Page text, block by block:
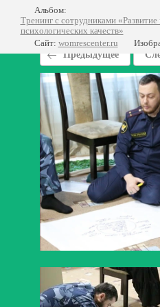
Альбом:
Тренинг с сотрудниками
психологических качеств»
Сайт: womrescenter.ru
Предыдущее